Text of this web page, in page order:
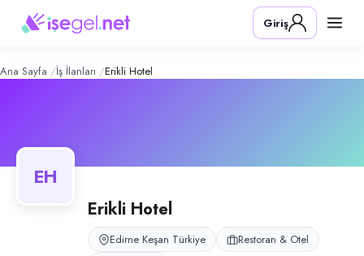
Hotel– Şirket Profili
Konum:
Edirne Keşan Erikli sahilinde hizmet veren plaj oteli.
Komi
Giriş
Ana Sayfa İş İlanları Erikli Hotel
EH
Erikli Hotel
Edirne Keşan Türkiye
Restoran & Otel